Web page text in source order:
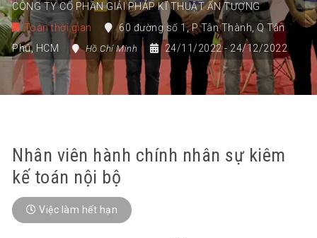
CÔNG TY CỔ PHẦN GIẢI PHÁP KĨ THUẬT ẤN TƯỢNG
Toàn thời gian
60 đường số 1,P Tân Thành ,Q Tân
Phú, HCM Hồ Chí Minh 24/11/2022- 24/12/2022
Nhân viên hành chính nhân sự kiêm
kế toán nội bộ
Việc làm hết hạn